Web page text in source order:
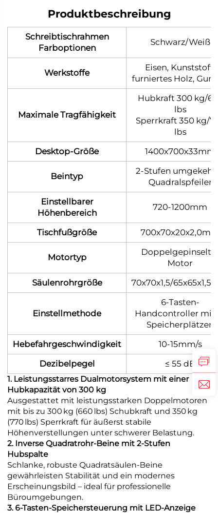
Produktbeschreibung
Schreibtischrahmen
Farboptionen
Schwarz/Weiß
Werkstoffe
Eisen, Kunststoff,
furniertes Holz,
Maximale Tragfähigkeit
Hubkraft 300 kg/
lbs
Sperrkraft 350 kg/
lbs
Desktop-Größe
1400x700x33mm
Beintyp
2-Stufen
Quadralspfeiler
Einstellbarer
Höhenbereich
720-1200mm
Tischfußgröße
Motortyp
Motor
Säulenrohrgröße
70x70x1,5/
Einstellmethode
6-Tasten-
Handcontroller mit
Speicherplätzen
Hebefahrgeschwindigkeit
10-15mm/s
Dezibelpegel
≤ 55 dB
1. Leistungsstarres Dualmotorsystem mit einer
Hubkapazität von 300 kg
Ausgestattet mit leistungsstarken Doppelmotoren
mit bis zu 300 kg (660 lbs) Schubkraft und 350 kg
(770 lbs) Sperrkraft für äußerst stabile
Höhenverstellungen unter schwerer Belastung.
2. Inverse Quadratrohr-Beine mit 2-Stufen
Hubspalte
Schlanke, robuste Quadratsäulen-Beine
gewährleisten Stabilität und ein modernes
Erscheinungsbild – ideal für professionelle
Büroumgebungen.
3. 6-Tasten-Speichersteuerung mit LED-Anzeige